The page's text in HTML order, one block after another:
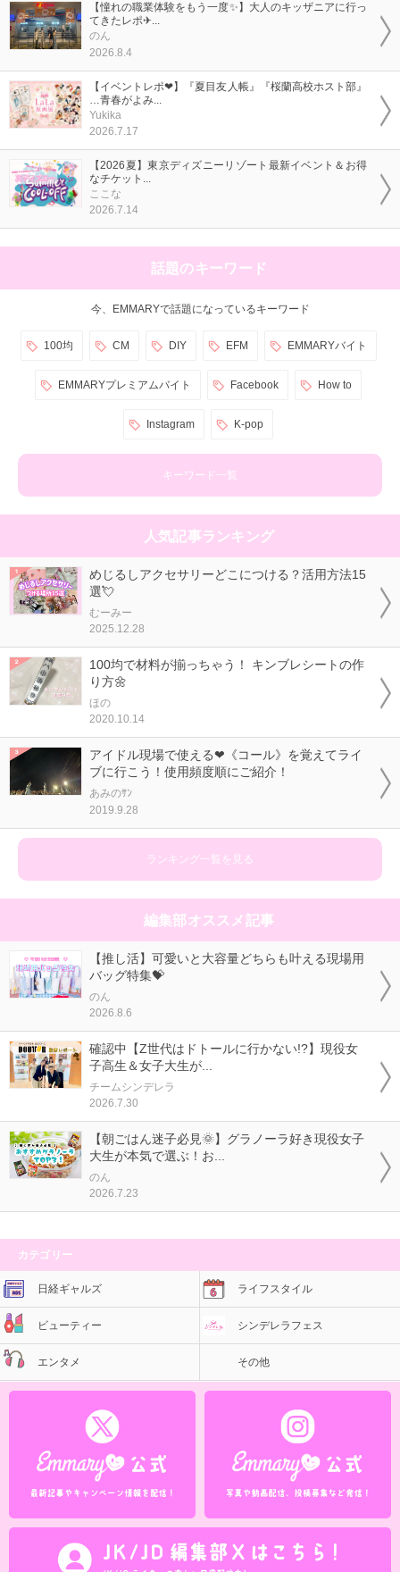
【憧れの職業体験をもう一度✨】大人のキッザニアに行っ
てきたレポ✈...
のん
2026.8.4
【イベントレポ❤】『夏目友人帳』『桜蘭高校ホスト部』
…青春がよみ...
Yukika
2026.7.17
【2026夏】東京ディズニーリゾート最新イベント＆お得
なチケット...
ここな
2026.7.14
話題のキーワード
今、EMMARYで話題になっているキーワード
100均 CM DIY EFM EMMARYバイト
EMMARYプレミアムバイト Facebook How to
Instagram K-pop
キーワード一覧
人気記事ランキング
めじるしアクセサリーどこにつける？活用方法15
選💘
むーみー
2025.12.28
100均で材料が揃っちゃう！ キンブレシートの作
り方🌼
ほの
2020.10.14
アイドル現場で使える❤《コール》を覚えてライ
ブに行こう！使用頻度順にご紹介！
あみのｻﾝ
2019.9.28
ランキング一覧を見る
編集部オススメ記事
【推し活】可愛いと大容量どちらも叶える現場用
バッグ特集💝
のん
2026.8.6
確認中【Z世代はドトールに行かない!?】現役女
子高生＆女子大生が...
チームシンデレラ
2026.7.30
【朝ごはん迷子必見🌞】グラノーラ好き現役女子
大生が本気で選ぶ！お...
のん
2026.7.23
カテゴリー
日経ギャルズ ライフスタイル
ビューティー シンデレラフェス
エンタメ その他